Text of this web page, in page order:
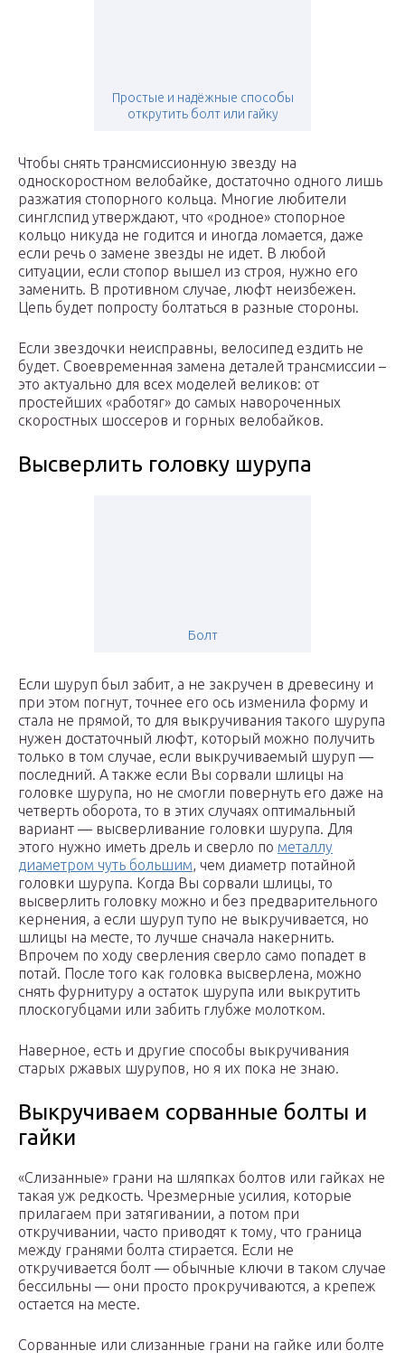
Простые и надёжные способы
открутить болт или гайку
Чтобы снять трансмиссионную звезду на
односкоростном велобайке, достаточно одного лишь
разжатия стопорного кольца. Многие любители
синглспид утверждают, что «родное» стопорное
кольцо никуда не годится и иногда ломается, даже
если речь о замене звезды не идет. В любой
ситуации, если стопор вышел из строя, нужно его
заменить. В противном случае, люфт неизбежен.
Цепь будет попросту болтаться в разные стороны.
Если звездочки неисправны, велосипед ездить не
будет. Своевременная замена деталей трансмиссии –
это актуально для всех моделей великов: от
простейших «работяг» до самых навороченных
скоростных шоссеров и горных велобайков.
Высверлить головку шурупа
Болт
Если шуруп был забит, а не закручен в древесину и
при этом погнут, точнее его ось изменила форму и
стала не прямой, то для выкручивания такого шурупа
нужен достаточный люфт, который можно получить
только в том случае, если выкручиваемый шуруп —
последний. А также если Вы сорвали шлицы на
головке шурупа, но не смогли повернуть его даже на
четверть оборота, то в этих случаях оптимальный
вариант — высверливание головки шурупа. Для
этого нужно иметь дрель и сверло по металлу
диаметром чуть большим, чем диаметр потайной
головки шурупа. Когда Вы сорвали шлицы, то
высверлить головку можно и без предварительного
кернения, а если шуруп тупо не выкручивается, но
шлицы на месте, то лучше сначала накернить.
Впрочем по ходу сверления сверло само попадет в
потай. После того как головка высверлена, можно
снять фурнитуру а остаток шурупа или выкрутить
плоскогубцами или забить глубже молотком.
Наверное, есть и другие способы выкручивания
старых ржавых шурупов, но я их пока не знаю.
Выкручиваем сорванные болты и
гайки
«Слизанные» грани на шляпках болтов или гайках не
такая уж редкость. Чрезмерные усилия, которые
прилагаем при затягивании, а потом при
откручивании, часто приводят к тому, что граница
между гранями болта стирается. Если не
откручивается болт — обычные ключи в таком случае
бессильны — они просто прокручиваются, а крепеж
остается на месте.
Сорванные или слизанные грани на гайке или болте